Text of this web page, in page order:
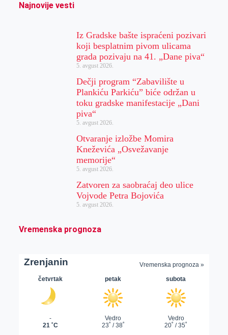
Najnovije vesti
Iz Gradske bašte ispraćeni pozivari
koji besplatnim pivom ulicama
grada pozivaju na 41. „Dane piva“
5. avgust 2026.
Dečji program “Zabavilište u
Plankiću Parkiću” biće održan u
toku gradske manifestacije „Dani
piva“
5. avgust 2026.
Otvaranje izložbe Momira
Kneževića „Osvežavanje
memorije“
5. avgust 2026.
Zatvoren za saobraćaj deo ulice
Vojvode Petra Bojovića
5. avgust 2026.
Vremenska prognoza